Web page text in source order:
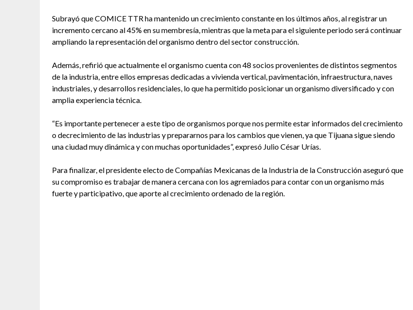
Subrayó que COMICE TTR ha mantenido un crecimiento constante en los últimos años, al registrar un
incremento cercano al 45% en su membresía, mientras que la meta para el siguiente periodo será continuar
ampliando la representación del organismo dentro del sector construcción.
Además, refirió que actualmente el organismo cuenta con 48 socios provenientes de distintos segmentos
de la industria, entre ellos empresas dedicadas a vivienda vertical, pavimentación, infraestructura, naves
industriales, y desarrollos residenciales, lo que ha permitido posicionar un organismo diversificado y con
amplia experiencia técnica.
“Es importante pertenecer a este tipo de organismos porque nos permite estar informados del crecimiento
o decrecimiento de las industrias y prepararnos para los cambios que vienen, ya que Tijuana sigue siendo
una ciudad muy dinámica y con muchas oportunidades”, expresó Julio César Urías.
Para finalizar, el presidente electo de Compañías Mexicanas de la Industria de la Construcción aseguró que
su compromiso es trabajar de manera cercana con los agremiados para contar con un organismo más
fuerte y participativo, que aporte al crecimiento ordenado de la región.